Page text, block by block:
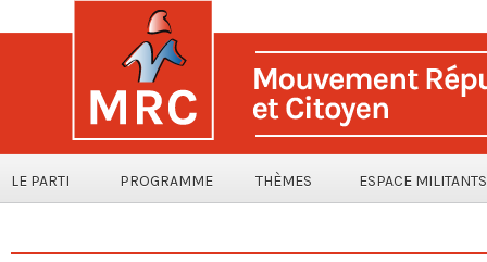
LE PARTI PROGRAMME THÈMES ESPACE MILITANTS